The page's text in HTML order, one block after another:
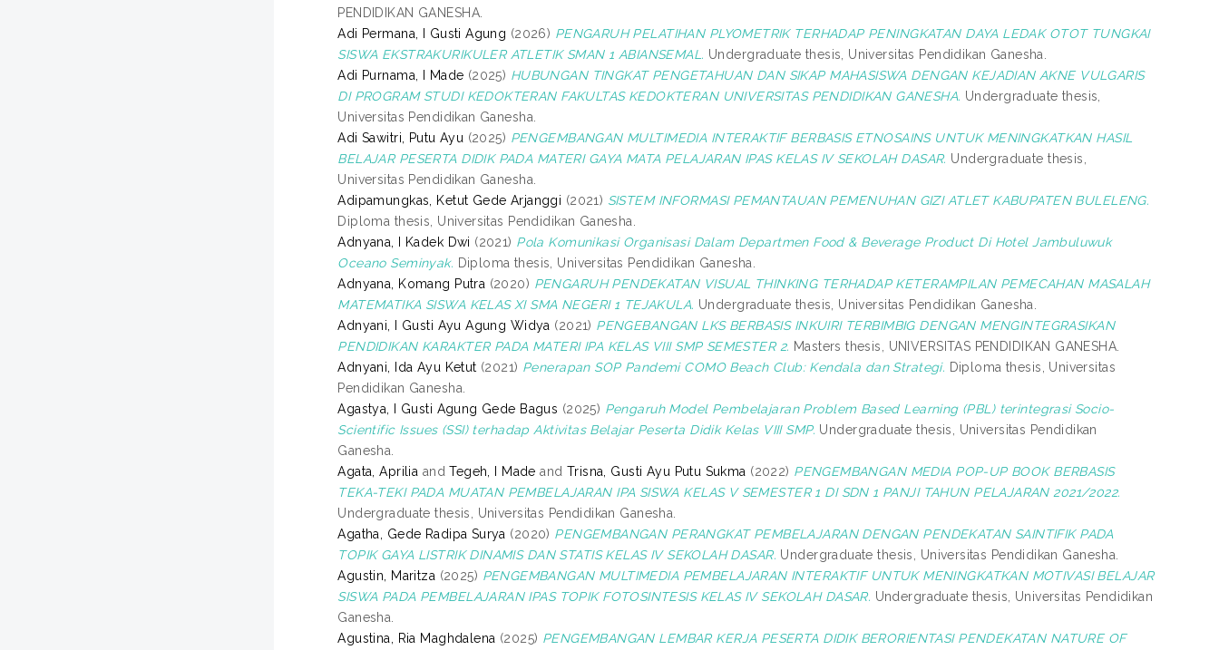
PENDIDIKAN GANESHA.
Adi Permana, I Gusti Agung (2026) PENGARUH PELATIHAN PLYOMETRIK TERHADAP PENINGKATAN DAYA LEDAK OTOT TUNGKAI
SISWA EKSTRAKURIKULER ATLETIK SMAN 1 ABIANSEMAL. Undergraduate thesis, Universitas Pendidikan Ganesha.
Adi Purnama, I Made (2025) HUBUNGAN TINGKAT PENGETAHUAN DAN SIKAP MAHASISWA DENGAN KEJADIAN AKNE VULGARIS
DI PROGRAM STUDI KEDOKTERAN FAKULTAS KEDOKTERAN UNIVERSITAS PENDIDIKAN GANESHA. Undergraduate thesis,
Universitas Pendidikan Ganesha.
Adi Sawitri, Putu Ayu (2025) PENGEMBANGAN MULTIMEDIA INTERAKTIF BERBASIS ETNOSAINS UNTUK MENINGKATKAN HASIL
BELAJAR PESERTA DIDIK PADA MATERI GAYA MATA PELAJARAN IPAS KELAS IV SEKOLAH DASAR. Undergraduate thesis,
Universitas Pendidikan Ganesha.
Adipamungkas, Ketut Gede Arjanggi (2021) SISTEM INFORMASI PEMANTAUAN PEMENUHAN GIZI ATLET KABUPATEN BULELENG.
Diploma thesis, Universitas Pendidikan Ganesha.
Adnyana, I Kadek Dwi (2021) Pola Komunikasi Organisasi Dalam Departmen Food & Beverage Product Di Hotel Jambuluwuk
Oceano Seminyak. Diploma thesis, Universitas Pendidikan Ganesha.
Adnyana, Komang Putra (2020) PENGARUH PENDEKATAN VISUAL THINKING TERHADAP KETERAMPILAN PEMECAHAN MASALAH
MATEMATIKA SISWA KELAS XI SMA NEGERI 1 TEJAKULA. Undergraduate thesis, Universitas Pendidikan Ganesha.
Adnyani, I Gusti Ayu Agung Widya (2021) PENGEBANGAN LKS BERBASIS INKUIRI TERBIMBIG DENGAN MENGINTEGRASIKAN
PENDIDIKAN KARAKTER PADA MATERI IPA KELAS VIII SMP SEMESTER 2. Masters thesis, UNIVERSITAS PENDIDIKAN GANESHA.
Adnyani, Ida Ayu Ketut (2021) Penerapan SOP Pandemi COMO Beach Club: Kendala dan Strategi. Diploma thesis, Universitas
Pendidikan Ganesha.
Agastya, I Gusti Agung Gede Bagus (2025) Pengaruh Model Pembelajaran Problem Based Learning (PBL) terintegrasi Socio-
Scientific Issues (SSI) terhadap Aktivitas Belajar Peserta Didik Kelas VIII SMP. Undergraduate thesis, Universitas Pendidikan
Ganesha.
Agata, Aprilia andTegeh, I Made and Trisna, Gusti Ayu Putu Sukma (2022) PENGEMBANGAN MEDIA POP-UP BOOK BERBASIS
TEKA-TEKI PADA MUATAN PEMBELAJARAN IPA SISWA KELAS V SEMESTER 1 DI SDN 1 PANJI TAHUN PELAJARAN 2021/2022.
Undergraduate thesis, Universitas Pendidikan Ganesha.
Agatha, Gede Radipa Surya (2020) PENGEMBANGAN PERANGKAT PEMBELAJARAN DENGAN PENDEKATAN SAINTIFIK PADA
TOPIK GAYA LISTRIK DINAMIS DAN STATIS KELAS IV SEKOLAH DASAR. Undergraduate thesis, Universitas Pendidikan Ganesha.
Agustin, Maritza (2025) PENGEMBANGAN MULTIMEDIA PEMBELAJARAN INTERAKTIF UNTUK MENINGKATKAN MOTIVASI BELAJAR
SISWA PADA PEMBELAJARAN IPAS TOPIK FOTOSINTESIS KELAS IV SEKOLAH DASAR. Undergraduate thesis, Universitas Pendidikan
Ganesha.
Agustina, Ria Maghdalena (2025) PENGEMBANGAN LEMBAR KERJA PESERTA DIDIK BERORIENTASI PENDEKATAN NATURE OF